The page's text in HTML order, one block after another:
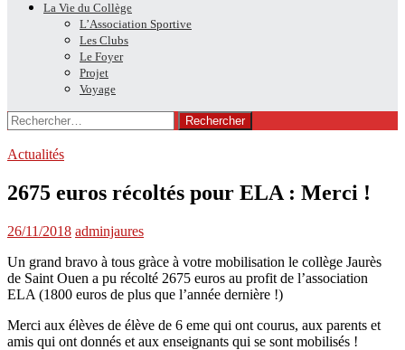
La Vie du Collège
L’Association Sportive
Les Clubs
Le Foyer
Projet
Voyage
Rechercher :
Actualités
2675 euros récoltés pour ELA : Merci !
26/11/2018 adminjaures
Un grand bravo à tous gràce à votre mobilisation le collège Jaurès
de Saint Ouen a pu récolté 2675 euros au profit de l’association
ELA (1800 euros de plus que l’année dernière !)
Merci aux élèves de élève de 6 eme qui ont courus, aux parents et
amis qui ont donnés et aux enseignants qui se sont mobilisés !